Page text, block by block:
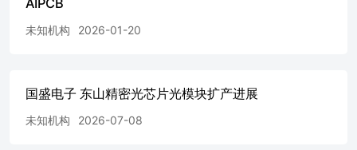
AIPCB
未知机构 2026-01-20
国盛电子 东山精密光芯片光模块扩产进展
未知机构 2026-07-08